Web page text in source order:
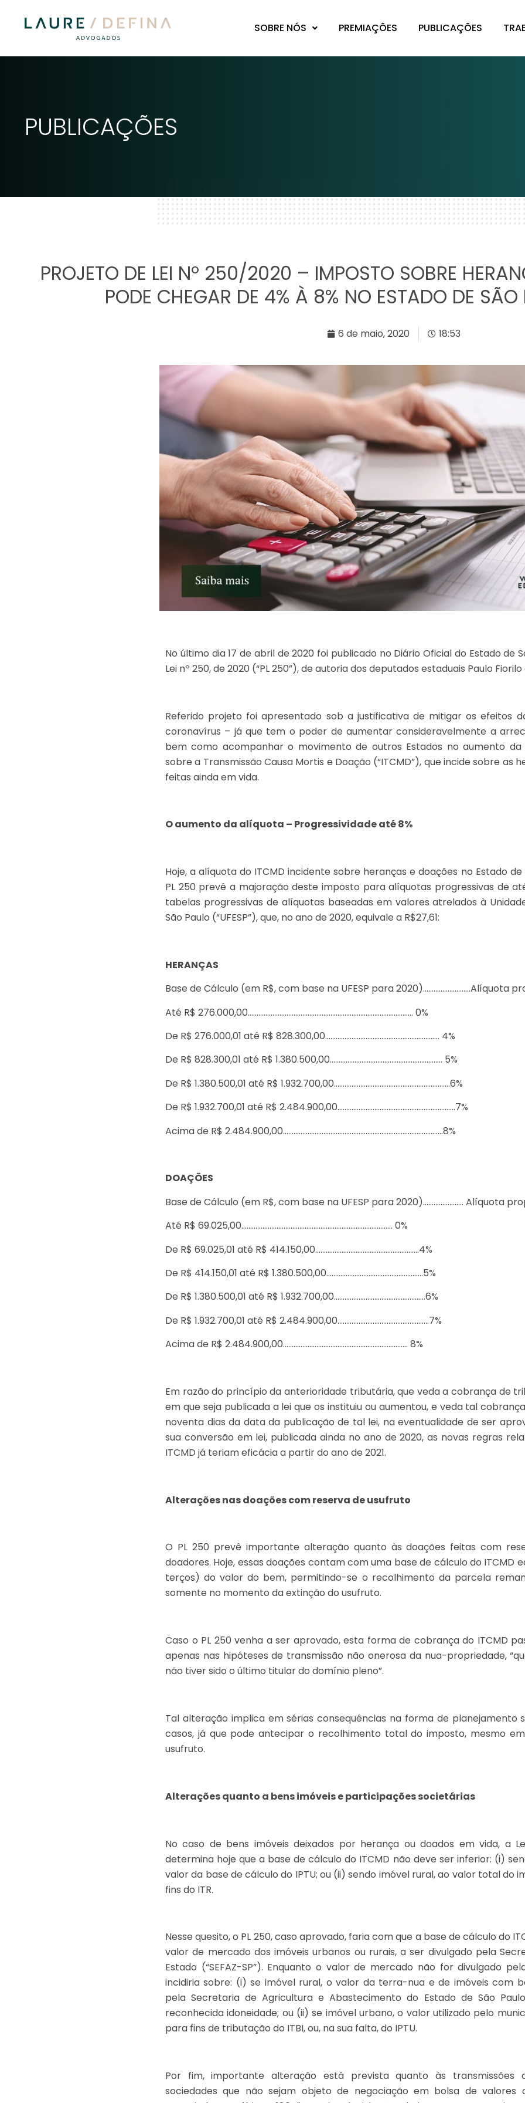
SOBRE NÓS PREMIAÇÕES PUBLICAÇÕES
PUBLICAÇÕES
PROJETO DE LEI Nº 250/2020 – IMPOSTO SOBRE
PODE CHEGAR DE 4% À 8% NO ESTADO DE
6 de maio, 2020 18:53
No último dia 17 de abril de 2020 foi publicado no Diário Oficial do Estado de
Lei nº 250, de 2020 (“PL 250”), de autoria dos deputados estaduais Paulo
Referido projeto foi apresentado sob a justificativa de mitigar os efeitos
coronavírus – já que tem o poder de aumentar consideravelmente a
bem como acompanhar o movimento de outros Estados no aumento
sobre a Transmissão Causa Mortis e Doação (“ITCMD”), que incide sobre as
feitas ainda em vida.
O aumento da alíquota – Progressividade até 8%
Hoje, a alíquota do ITCMD incidente sobre heranças e doações no Estado de
PL 250 prevê a majoração deste imposto para alíquotas progressivas de
tabelas progressivas de alíquotas baseadas em valores atrelados à
São Paulo (“UFESP”), que, no ano de 2020, equivale a R$27,61:
HERANÇAS
Base de Cálculo (em R$, com base na UFESP para 2020)………………………Alíquota
Até R$ 276.000,00…………………………………………………………………………………. 0%
De R$ 276.000,01 até R$ 828.300,00……………………………………………………….. 4%
De R$ 828.300,01 até R$ 1.380.500,00………………………………………………………. 5%
De R$ 1.380.500,01 até R$ 1.932.700,00…………………………………………………………6%
De R$ 1.932.700,01 até R$ 2.484.900,00………………………………………………………….7%
Acima de R$ 2.484.900,00……………………………………………………………………………….8%
DOAÇÕES
Base de Cálculo (em R$, com base na UFESP para 2020)………………….. Alíquota
Até R$ 69.025,00………………………………………………………………………….. 0%
De R$ 69.025,01 até R$ 414.150,00…………………………………………………..4%
De R$ 414.150,01 até R$ 1.380.500,00……………………………………………….5%
De R$ 1.380.500,01 até R$ 1.932.700,00…………………………………………….6%
De R$ 1.932.700,01 até R$ 2.484.900,00…………………………………………….7%
Acima de R$ 2.484.900,00…………………………………………………………….. 8%
Em razão do princípio da anterioridade tributária, que veda a cobrança de
em que seja publicada a lei que os instituiu ou aumentou, e veda tal
noventa dias da data da publicação de tal lei, na eventualidade de ser
sua conversão em lei, publicada ainda no ano de 2020, as novas regras
ITCMD já teriam eficácia a partir do ano de 2021.
Alterações nas doações com reserva de usufruto
O PL 250 prevê importante alteração quanto às doações feitas com
doadores. Hoje, essas doações contam com uma base de cálculo do ITCMD
terços) do valor do bem, permitindo-se o recolhimento da parcela
somente no momento da extinção do usufruto.
Caso o PL 250 venha a ser aprovado, esta forma de cobrança do ITCMD
apenas nas hipóteses de transmissão não onerosa da nua-propriedade,
não tiver sido o último titular do domínio pleno”.
Tal alteração implica em sérias consequências na forma de planejamento
casos, já que pode antecipar o recolhimento total do imposto, mesmo
usufruto.
Alterações quanto a bens imóveis e participações societárias
No caso de bens imóveis deixados por herança ou doados em vida, a
determina hoje que a base de cálculo do ITCMD não deve ser inferior: (i)
valor da base de cálculo do IPTU; ou (ii) sendo imóvel rural, ao valor total do
fins do ITR.
Nesse quesito, o PL 250, caso aprovado, faria com que a base de cálculo do
valor de mercado dos imóveis urbanos ou rurais, a ser divulgado pela
Estado (“SEFAZ-SP”). Enquanto o valor de mercado não for divulgado pela
incidiria sobre: (i) se imóvel rural, o valor da terra-nua e de imóveis com
pela Secretaria de Agricultura e Abastecimento do Estado de São
reconhecida idoneidade; ou (ii) se imóvel urbano, o valor utilizado pelo
para fins de tributação do ITBI, ou, na sua falta, do IPTU.
Por fim, importante alteração está prevista quanto às transmissões
sociedades que não sejam objeto de negociação em bolsa de valores